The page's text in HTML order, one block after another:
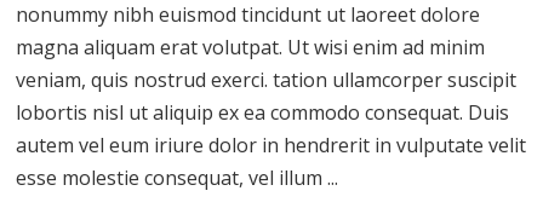
nonummy nibh euismod tincidunt ut laoreet dolore
magna aliquam erat volutpat. Ut wisi enim ad minim
veniam, quis nostrud exerci. tation ullamcorper suscipit
lobortis nisl ut aliquip ex ea commodo consequat. Duis
autem vel eum iriure dolor in hendrerit in vulputate velit
esse molestie consequat, vel illum ...